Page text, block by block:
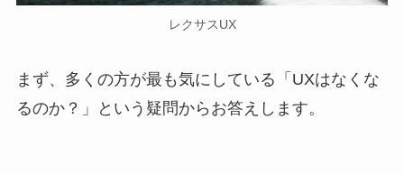
レクサスUX
まず、多くの方が最も気にしている「UXはなくな
るのか？」という疑問からお答えします。